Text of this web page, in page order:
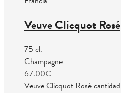
Veuve Clicquot Rosé
75 cl.
Champagne
67.00€
Veuve Clicquot Rosé cantidad